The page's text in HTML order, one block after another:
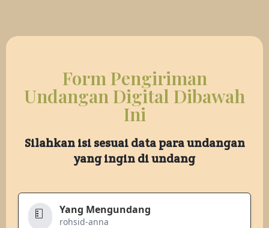
Form Pengiriman
Undangan Digital Dibawah
Ini
Silahkan isi sesuai data para undangan
yang ingin di undang
Yang Mengundang
rohsid-anna